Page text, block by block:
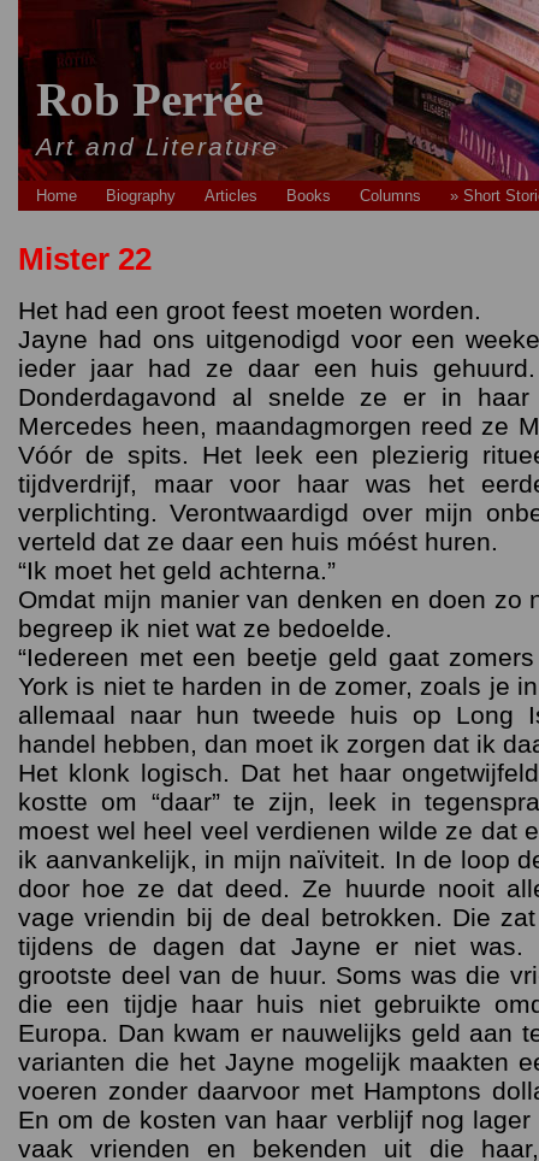
Rob Perrée
Art and Literature
Home Biography Articles Books Columns » Short
Mister 22
Het had een groot feest moeten worden.
Jayne had ons uitgenodigd voor een
ieder jaar had ze daar een huis
Donderdagavond al snelde ze er in haar
Mercedes heen, maandagmorgen reed ze
Vóór de spits. Het leek een plezierig
tijdverdrijf, maar voor haar was het
verplichting. Verontwaardigd over mijn
verteld dat ze daar een huis móést huren.
“Ik moet het geld achterna.”
Omdat mijn manier van denken en doen zo
begreep ik niet wat ze bedoelde.
“Iedereen met een beetje geld gaat
York is niet te harden in de zomer, zoals je
allemaal naar hun tweede huis op Long
handel hebben, dan moet ik zorgen dat ik
Het klonk logisch. Dat het haar
kostte om “daar” te zijn, leek in
moest wel heel veel verdienen wilde ze dat
ik aanvankelijk, in mijn naïviteit. In de loop
door hoe ze dat deed. Ze huurde nooit
vage vriendin bij de deal betrokken. Die
tijdens de dagen dat Jayne er niet was.
grootste deel van de huur. Soms was die
die een tijdje haar huis niet gebruikte
Europa. Dan kwam er nauwelijks geld aan
varianten die het Jayne mogelijk maakten
voeren zonder daarvoor met Hamptons
En om de kosten van haar verblijf nog
vaak vrienden en bekenden uit die